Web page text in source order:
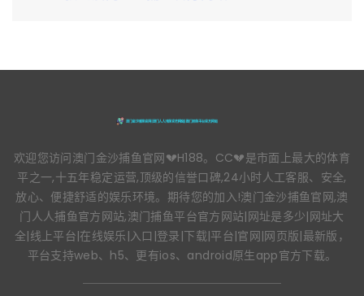
欢迎您访问澳门金沙捕鱼官网💔H188。CC💔是市面上最大的体育
平之一,十五年稳定运营,顶级的信誉口碑,24小时人工客服、安全,
放心、便捷舒适的娱乐环境。期待您的加入!澳门金沙捕鱼官网,澳
门人人捕鱼官方网站,澳门捕鱼平台官方网站|网址是多少|网址大
全|线上平台|在线娱乐|入口|登录|下载|平台|官网|网页版|最新版，
平台支持web、h5、更有ios、android原生app官方下载。